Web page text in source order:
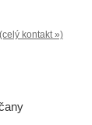
(celý kontakt »)